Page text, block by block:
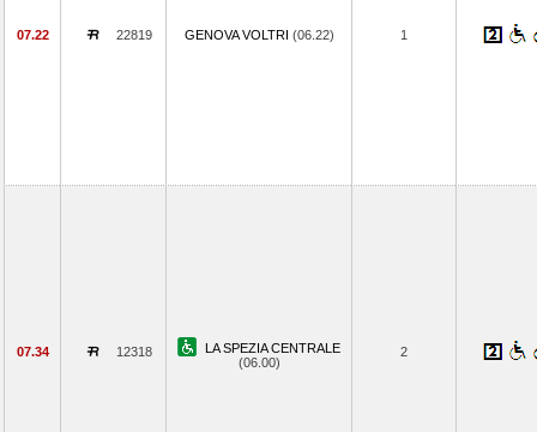
07.22 22819 GENOVA VOLTRI (06.22) 1
07.34 12318
LA SPEZIA CENTRALE
(06.00)
2